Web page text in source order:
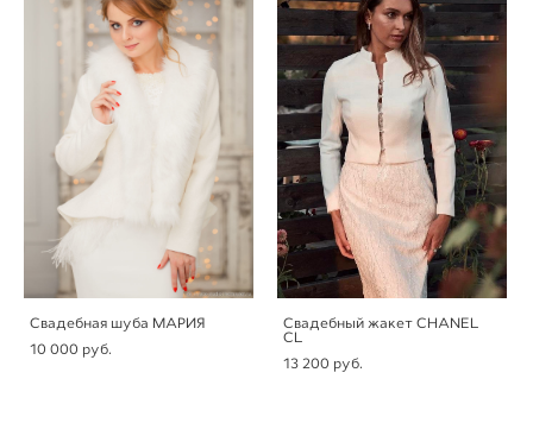
Свадебная шуба МАРИЯ
10 000 pуб.
Свадебный жакет CHANEL
CL
13 200 pуб.